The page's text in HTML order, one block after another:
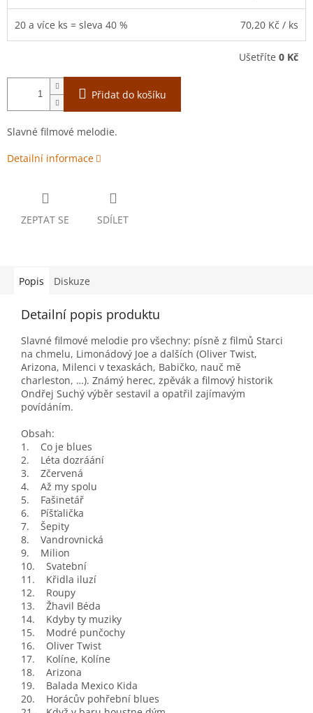
20 a více ks = sleva 40 % 70,20 Kč / ks
Ušetříte 0 Kč
Přidat do košíku
Slavné filmové melodie.
Detailní informace
ZEPTAT SE SDÍLET
Popis Diskuze
Detailní popis produktu
Slavné filmové melodie pro všechny: písně z filmů Starci
na chmelu, Limonádový Joe a dalších (Oliver Twist,
Arizona, Milenci v texaskách, Babičko, nauč mě
charleston, …). Známý herec, zpěvák a filmový historik
Ondřej Suchý výběr sestavil a opatřil zajímavým
povídáním.
Obsah:
1. Co je blues
2. Léta dozráání
3. Zčervená
4. Až my spolu
5. Fašinetář
6. Píšťalička
7. Šepity
8. Vandrovnická
9. Milion
10. Svatební
11. Křidla iluzí
12. Roupy
13. Žhavil Béda
14. Kdyby ty muziky
15. Modré punčochy
16. Oliver Twist
17. Kolíne, Kolíne
18. Arizona
19. Balada Mexico Kida
20. Horácův pohřební blues